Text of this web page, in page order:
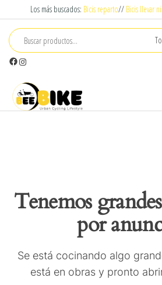
al
contenido
Los más buscados: Bicis reparto// Bicis llevar
Facebook
Instagram
Lifestyle
Tenemos
por
Se está cocinando algo
está en obras y pronto